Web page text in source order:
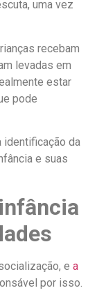
uma vez
recebam
levadas em
estar
pode
identificação da
e suas
e a
por isso.